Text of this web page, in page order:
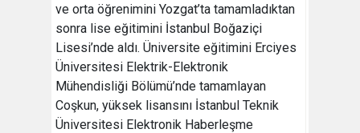
ve orta öğrenimini Yozgat’ta tamamladıktan
sonra lise eğitimini İstanbul Boğaziçi
Lisesi’nde aldı. Üniversite eğitimini Erciyes
Üniversitesi Elektrik-Elektronik
Mühendisliği Bölümü’nde tamamlayan
Coşkun, yüksek lisansını İstanbul Teknik
Üniversitesi Elektronik Haberleşme